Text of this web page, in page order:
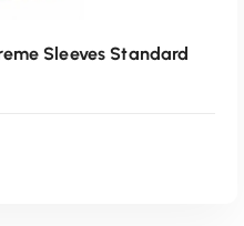
Sleeves Standard